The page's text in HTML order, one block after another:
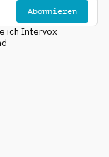
Abonnieren
ich Intervox